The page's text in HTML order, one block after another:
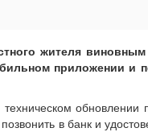
жителя
приложении и
обновлении
в банк и